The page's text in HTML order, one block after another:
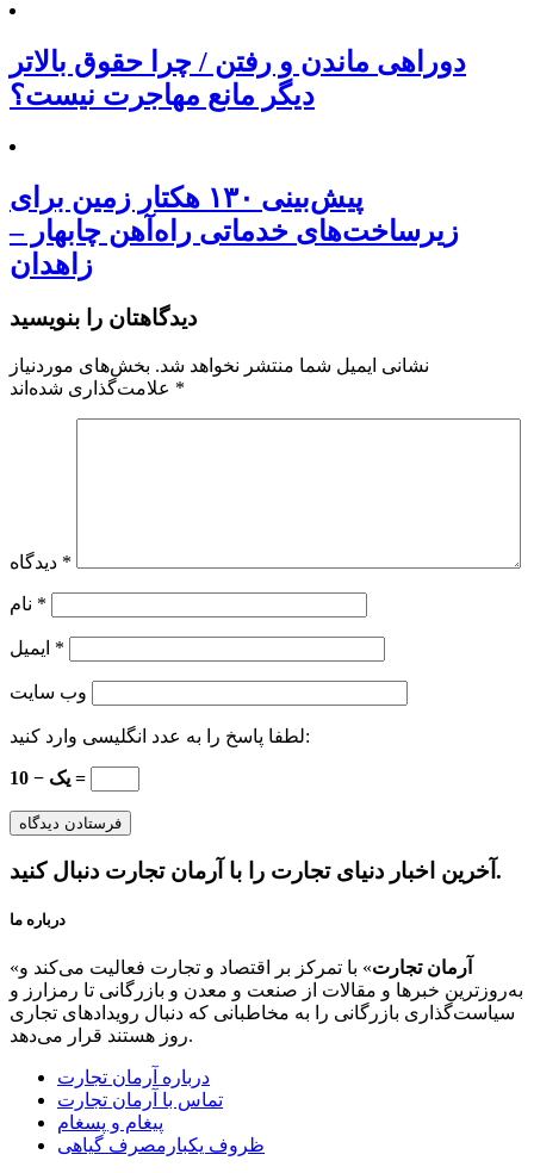
دوراهی ماندن و رفتن / چرا حقوق بالاتر
دیگر مانع مهاجرت نیست؟
پیش‌بینی ۱۳۰ هکتار زمین برای
زیرساخت‌های خدماتی راه‌آهن چابهار –
زاهدان
دیدگاهتان را بنویسید
نشانی ایمیل شما منتشر نخواهد شد. بخش‌های موردنیاز
*
*
*
*
وب‌ سایت
لطفا پاسخ را به عدد انگلیسی وارد کنید:
10 − یک =
آخرین اخبار دنیای تجارت را با آرمان تجارت دنبال کنید.
درباره ما
« آرمان تجارت» با تمرکز بر اقتصاد و تجارت فعالیت می‌کند و
به‌روزترین خبرها و مقالات از صنعت و معدن و بازرگانی تا رمزارز و
سیاست‌گذاری بازرگانی را به مخاطبانی که دنبال رویدادهای تجاری
روز هستند قرار می‌دهد.
درباره آرمان تجارت
تماس با آرمان تجارت
پیغام و پسغام
ظروف یکبارمصرف گیاهی